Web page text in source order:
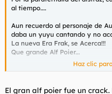
al tiempo....
Aun recuerdo al personaje de
daba un yuyu cantando y no
La nueva Era Frak, se Acerca!!!
Que grande Alf Poier...
Haz clic
El gran alf poier fue un